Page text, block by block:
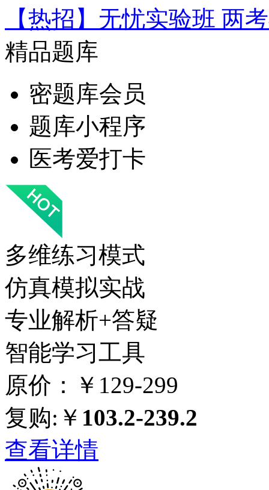
【热招】无忧实验班 两
精品题库
密题库会员
题库小程序
医考爱打卡
多维练习模式
仿真模拟实战
专业解析+答疑
智能学习工具
原价：￥129-299
复购:￥ 103.2-239.2
查看详情